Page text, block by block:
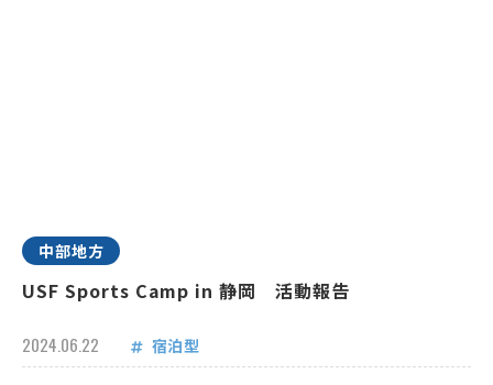
中部地方
USF Sports Camp in 静岡 活動報告
2024.06.22 宿泊型